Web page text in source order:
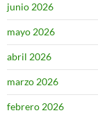
junio 2026
mayo 2026
abril 2026
marzo 2026
febrero 2026